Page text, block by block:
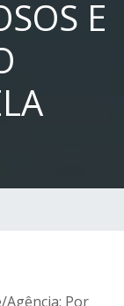
E
Agência: Por